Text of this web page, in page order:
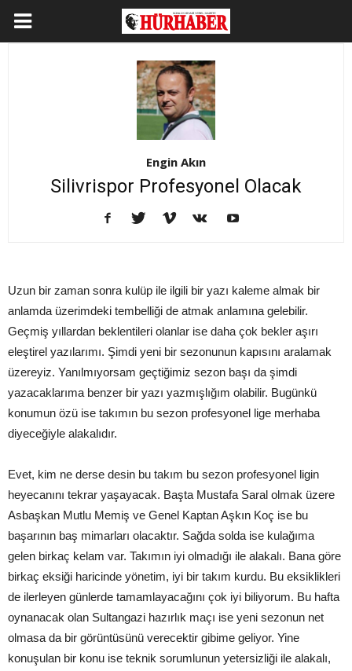
Engin Akın
Silivrispor Profesyonel Olacak
Uzun bir zaman sonra kulüp ile ilgili bir yazı kaleme almak bir
anlamda üzerimdeki tembelliği de atmak anlamına gelebilir.
Geçmiş yıllardan beklentileri olanlar ise daha çok bekler aşırı
eleştirel yazılarımı. Şimdi yeni bir sezonunun kapısını aralamak
üzereyiz. Yanılmıyorsam geçtiğimiz sezon başı da şimdi
yazacaklarıma benzer bir yazı yazmışlığım olabilir. Bugünkü
konumun özü ise takımın bu sezon profesyonel lige merhaba
diyeceğiyle alakalıdır.
Evet, kim ne derse desin bu takım bu sezon profesyonel ligin
heyecanını tekrar yaşayacak. Başta Mustafa Saral olmak üzere
Asbaşkan Mutlu Memiş ve Genel Kaptan Aşkın Koç ise bu
başarının baş mimarları olacaktır. Sağda solda ise kulağıma
gelen birkaç kelam var. Takımın iyi olmadığı ile alakalı. Bana göre
birkaç eksiği haricinde yönetim, iyi bir takım kurdu. Bu eksiklikleri
de ilerleyen günlerde tamamlayacağını çok iyi biliyorum. Bu hafta
oynanacak olan Sultangazi hazırlık maçı ise yeni sezonun net
olmasa da bir görüntüsünü verecektir gibime geliyor. Yine
konuşulan bir konu ise teknik sorumlunun yetersizliği ile alakalı,